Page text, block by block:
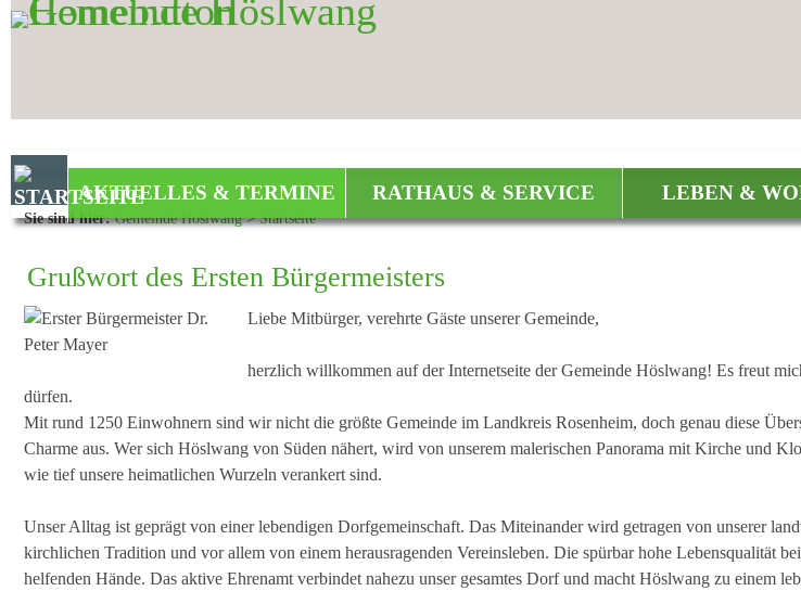
Zum Inhalt,zur Navigationoderzur Startseitespringen.
AKTUELLES & TERMINE RATHAUS & SERVICE LEBEN &
Sie sind hier: Gemeinde Höslwang>Startseite
Grußwort des Ersten Bürgermeisters
Liebe Mitbürger, verehrte Gäste unserer Gemeinde,
herzlich willkommen auf der Internetseite der Gemeinde Höslwang! Es freut
dürfen.
Mit rund 1250 Einwohnern sind wir nicht die größte Gemeinde im Landkreis Rosenheim, doch genau diese
Charme aus. Wer sich Höslwang von Süden nähert, wird von unserem malerischen Panorama mit Kirche und
wie tief unsere heimatlichen Wurzeln verankert sind.
Unser Alltag ist geprägt von einer lebendigen Dorfgemeinschaft. Das Miteinander wird getragen von unserer
kirchlichen Tradition und vor allem von einem herausragenden Vereinsleben. Die spürbar hohe Lebensqualität
helfenden Hände. Das aktive Ehrenamt verbindet nahezu unser gesamtes Dorf und macht Höslwang zu einem